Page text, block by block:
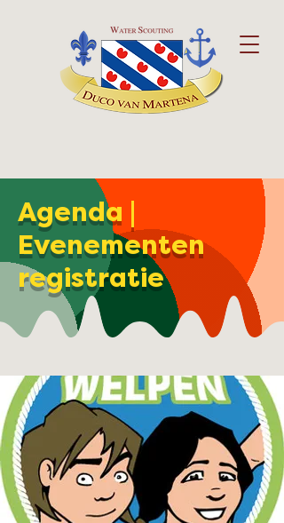
Agenda |
Evenementen
registratie